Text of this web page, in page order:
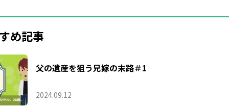
め記事
父の遺産を狙う兄嫁の末路＃1
2024.09.12